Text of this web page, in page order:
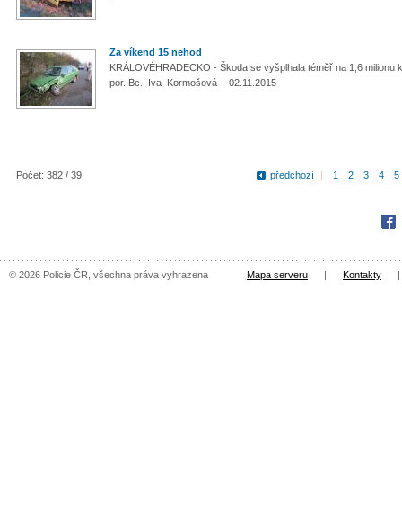
Za víkend 15 nehod
KRÁLOVÉHRADECKO - Škoda se vyšplhala téměř na 1,6 milionu
por. Bc. Iva Kormošová - 02.11.2015
Počet: 382 / 39 předchozí | 1 2 3 4 5
© 2026 Policie ČR, všechna práva vyhrazena Mapa serveru | Kontakty |